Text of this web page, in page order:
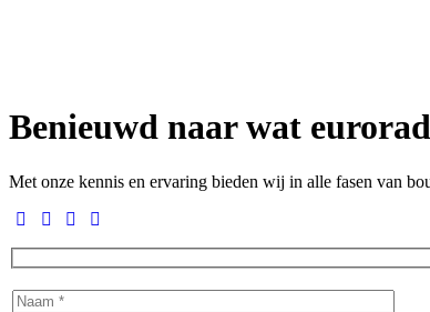
Benieuwd naar wat
Met onze kennis en ervaring bieden wij in alle fasen van